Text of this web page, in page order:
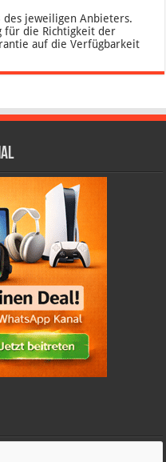
jeweiligen Anbieters.
für die Richtigkeit der
auf die Verfügbarkeit